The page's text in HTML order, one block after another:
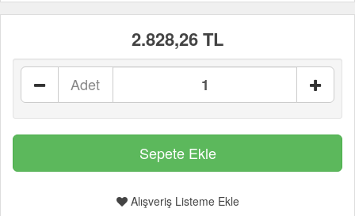
2.828,26 TL
Adet
Alışveriş Listeme Ekle